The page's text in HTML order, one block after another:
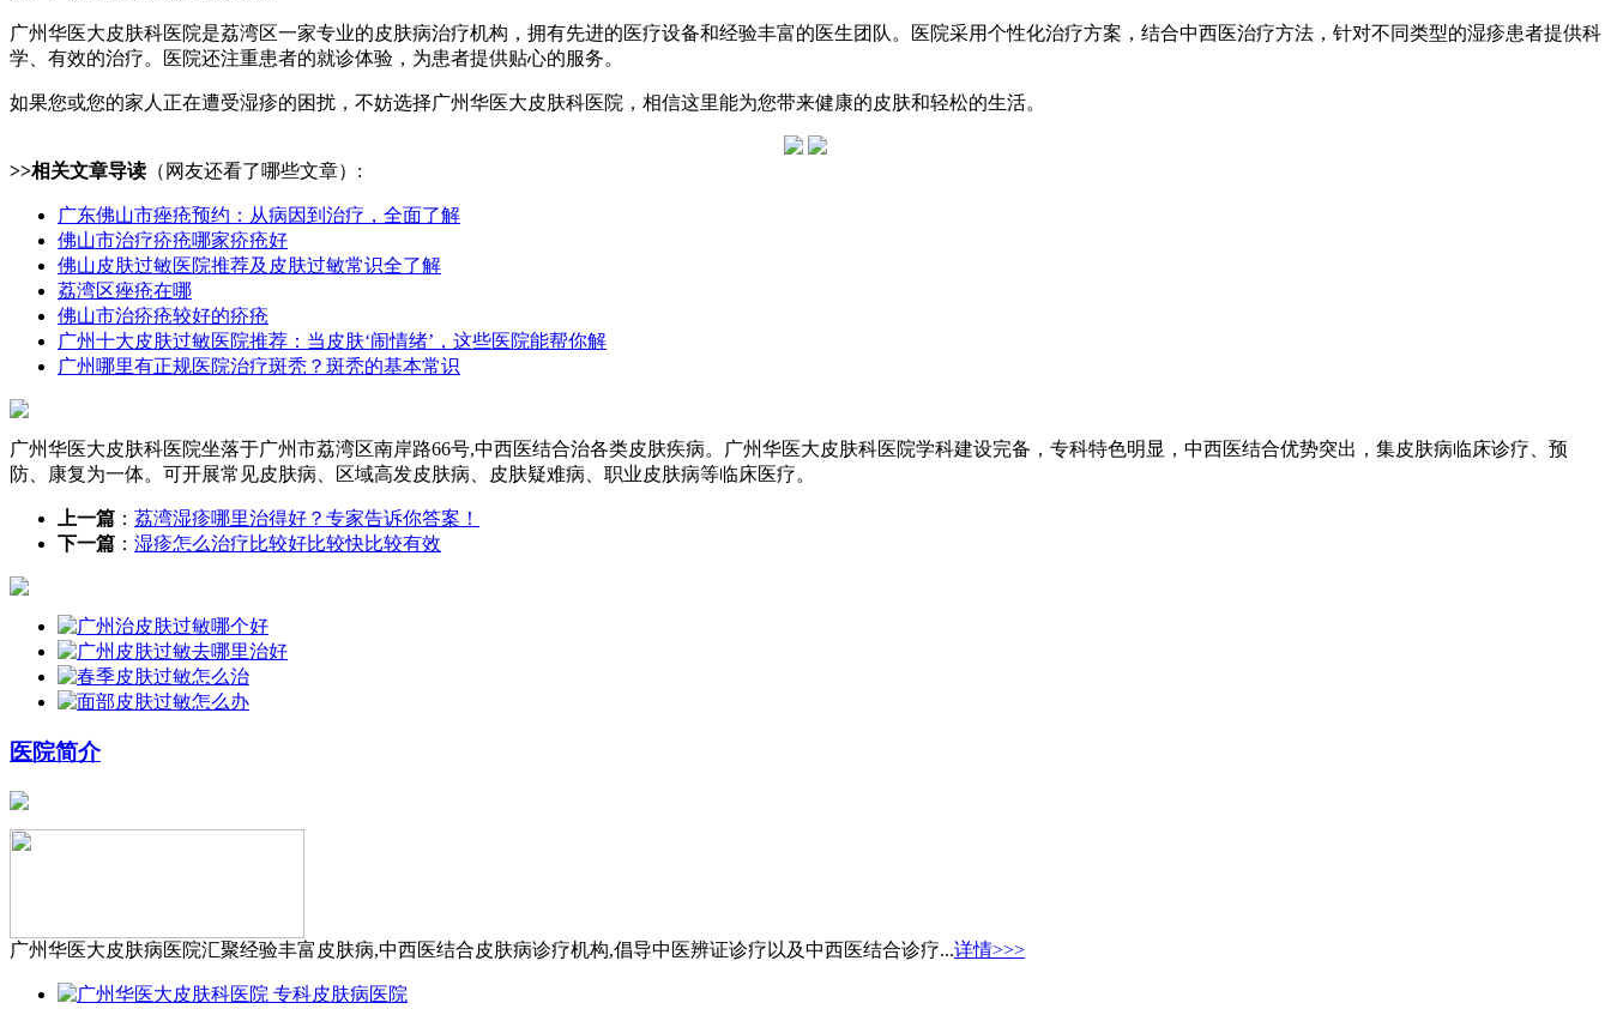
广州华医大皮肤科医院是荔湾区一家专业的皮肤病治疗机构，拥有先进的医疗设备和经验丰富的医生团队。医院采用个性化治疗方案，结合中西医治疗方法，针对不同类型的湿疹患者提供科
学、有效的治疗。医院还注重患者的就诊体验，为患者提供贴心的服务。
如果您或您的家人正在遭受湿疹的困扰，不妨选择广州华医大皮肤科医院，相信这里能为您带来健康的皮肤和轻松的生活。
>>相关文章导读 （网友还看了哪些文章）:
广东佛山市痤疮预约：从病因到治疗，全面了解
佛山市治疗疥疮哪家疥疮好
佛山皮肤过敏医院推荐及皮肤过敏常识全了解
荔湾区痤疮在哪
佛山市治疥疮较好的疥疮
广州十大皮肤过敏医院推荐：当皮肤‘闹情绪’，这些医院能帮你解
广州哪里有正规医院治疗斑秃？斑秃的基本常识
广州华医大皮肤科医院坐落于广州市荔湾区南岸路66号,中西医结合治各类皮肤疾病。广州华医大皮肤科医院学科建设完备，专科特色明显，中西医结合优势突出，集皮肤病临床诊疗、预
防、康复为一体。可开展常见皮肤病、区域高发皮肤病、皮肤疑难病、职业皮肤病等临床医疗。
上一篇 ： 荔湾湿疹哪里治得好？专家告诉你答案！
下一篇 ： 湿疹怎么治疗比较好比较快比较有效
医院简介
广州华医大皮肤病医院汇聚经验丰富皮肤病,中西医结合皮肤病诊疗机构,倡导中医辨证诊疗以及中西医结合诊疗...详情>>>